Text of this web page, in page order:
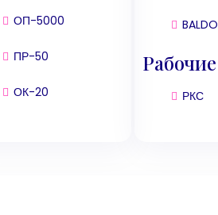
ОП-5000
ПР-50
ОК-20 РКС